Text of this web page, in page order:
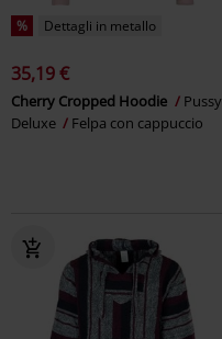
% Dettagli in metallo
35,19 €
Cherry Cropped Hoodie
Pussy
Deluxe
Felpa con cappuccio